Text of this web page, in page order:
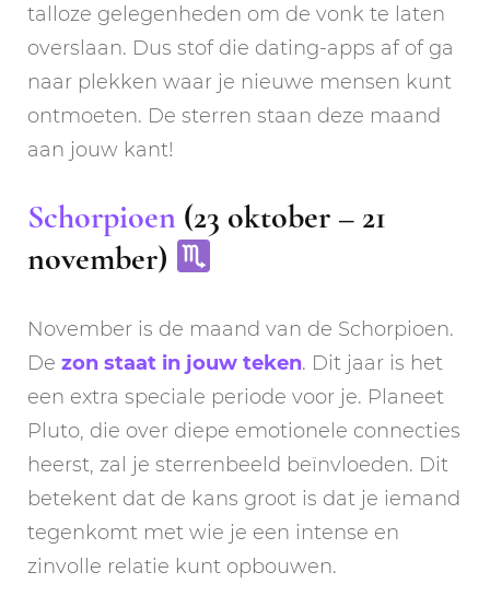
talloze gelegenheden om de vonk te laten
overslaan. Dus stof die dating-apps af of ga
naar plekken waar je nieuwe mensen kunt
ontmoeten. De sterren staan deze maand
aan jouw kant!
Schorpioen (23 oktober – 21
november)
November is de maand van de Schorpioen.
De zon staat in jouw teken. Dit jaar is het
een extra speciale periode voor je. Planeet
Pluto, die over diepe emotionele connecties
heerst, zal je sterrenbeeld beïnvloeden. Dit
betekent dat de kans groot is dat je iemand
tegenkomt met wie je een intense en
zinvolle relatie kunt opbouwen.